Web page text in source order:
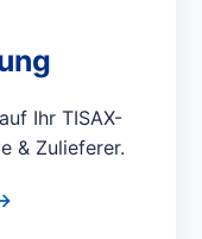
Ihr TISAX-
& Zulieferer.